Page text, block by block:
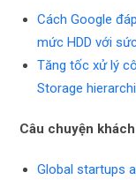
Cách Google
mức HDD với
Tăng tốc xử lý
Storage
Câu chuyện
Global startups